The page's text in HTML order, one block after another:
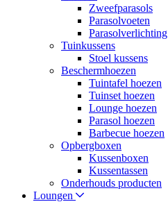
Zweefparasols
Parasolvoeten
Parasolverlichting
Tuinkussens
Stoel kussens
Beschermhoezen
Tuintafel hoezen
Tuinset hoezen
Lounge hoezen
Parasol hoezen
Barbecue hoezen
Opbergboxen
Kussenboxen
Kussentassen
Onderhouds producten
Loungen